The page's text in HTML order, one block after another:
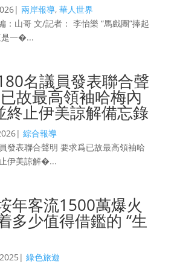
| 兩岸報導, 華人世界
：山哥 文/記者： 李怡樂 “馬戲團”捧起
一�...
名議員發表聯合聲
故最高領袖哈梅內
終止伊美諒解備忘錄
| 綜合報導
發表聯合聲明 要求爲已故最高領袖哈
伊美諒解�...
年客流1500萬爆火
多少值得借鑑的 “生
| 綠色旅遊